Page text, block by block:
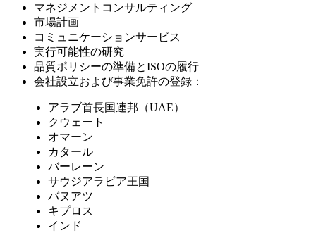
マネジメントコンサルティング
市場計画
コミュニケーションサービス
実行可能性の研究
品質ポリシーの準備とISOの履行
会社設立および事業免許の登録：
アラブ首長国連邦（UAE）
クウェート
オマーン
カタール
バーレーン
サウジアラビア王国
バヌアツ
キプロス
インド